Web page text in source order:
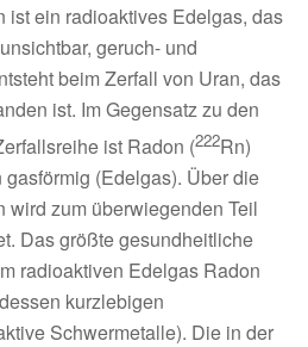
ist ein radioaktives Edelgas, das
geruch- und
beim Zerfall von Uran, das
ist. Im Gegensatz zu den
ist Radon (222Rn)
(Edelgas). Über die
wird zum überwiegenden Teil
Das größte gesundheitliche
radioaktiven Edelgas Radon
kurzlebigen
Schwermetalle). Die in der